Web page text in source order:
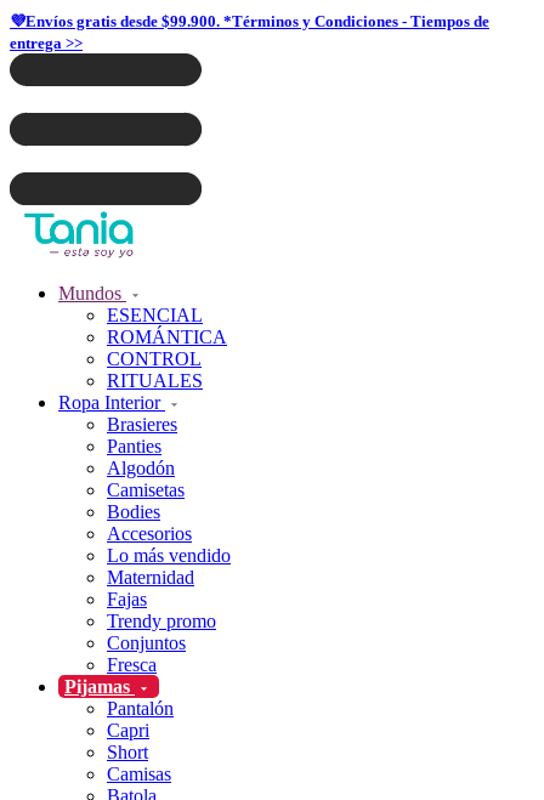
💜Envíos gratis desde $99.900. *Términos y Condiciones - Tiempos de
entrega >>
Mundos
ESENCIAL
ROMÁNTICA
CONTROL
RITUALES
Ropa Interior
Brasieres
Panties
Algodón
Camisetas
Bodies
Accesorios
Lo más vendido
Maternidad
Fajas
Trendy promo
Conjuntos
Fresca
Pijamas
Pantalón
Capri
Short
Camisas
Batola